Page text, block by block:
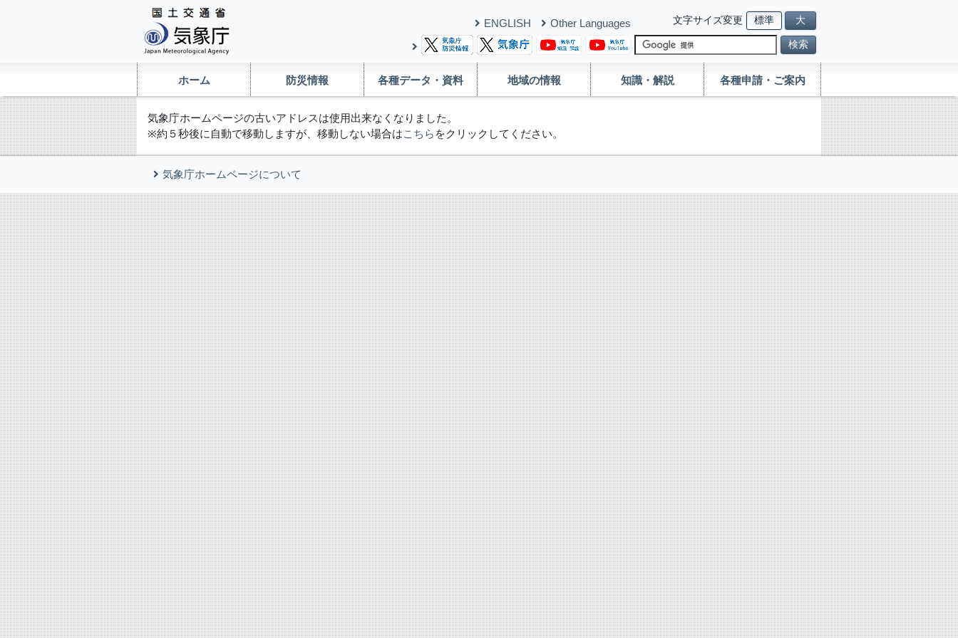
ENGLISH Other Languages 文字サイズ変更 標準 大
検索
ホーム 防災情報 各種データ・資料 地域の情報 知識・解説 各種申請・ご案内
気象庁ホームページの古いアドレスは使用出来なくなりました。
※約５秒後に自動で移動しますが、移動しない場合はこちら をクリックしてください。
気象庁ホームページについて